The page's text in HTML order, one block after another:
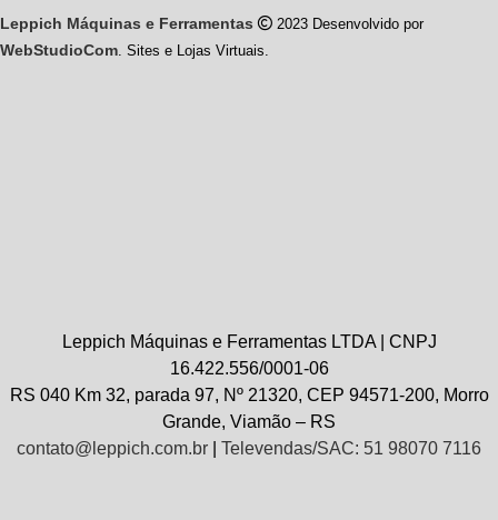
Leppich Máquinas e Ferramentas 2023 Desenvolvido por
WebStudioCom . Sites e Lojas Virtuais.
Leppich Máquinas e Ferramentas LTDA | CNPJ
16.422.556/0001-06
RS 040 Km 32, parada 97, Nº 21320, CEP 94571-200, Morro
Grande, Viamão – RS
contato@leppich.com.br
Televendas/SAC: 51 98070 7116